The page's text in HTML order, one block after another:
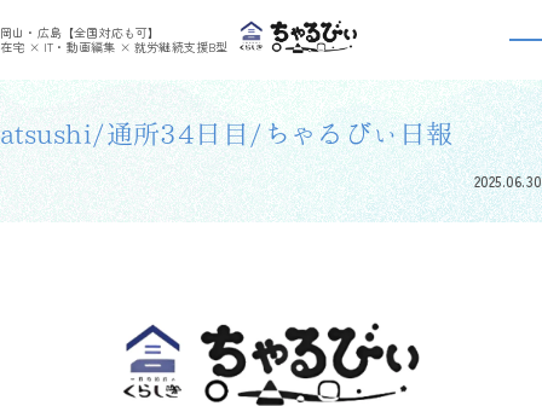
岡山・広島【全国対応も可】
在宅 × IT・動画編集 × 就労継続支援B型
利用者さんの日報 >
利用者さんの日報
atsushi/通所34日目/ちゃるびぃ日報
2025.06.30